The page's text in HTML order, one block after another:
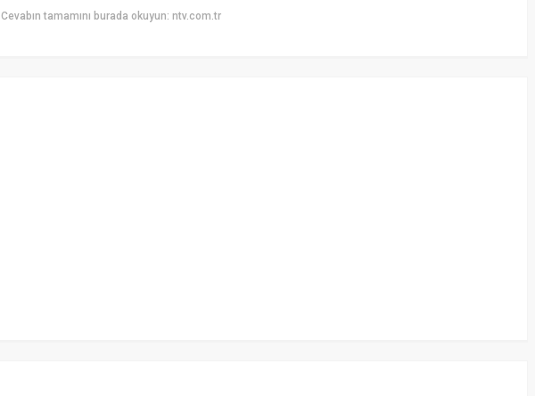
Cevabın tamamını burada okuyun: ntv.com.tr